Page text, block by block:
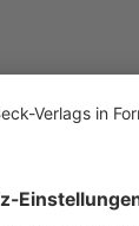
und ist gem.
und
sowohl die